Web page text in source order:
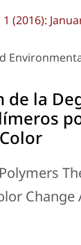
(2016):
de la
Change